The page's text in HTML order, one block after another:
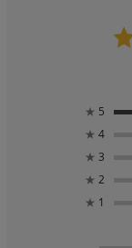
★ 5
★ 4
★ 3
★ 2
★ 1